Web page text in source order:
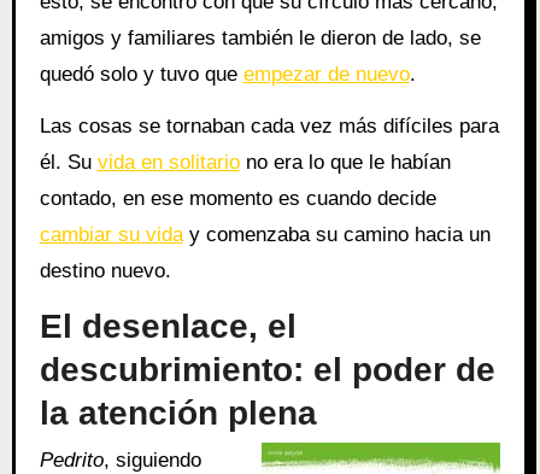
amigos y familiares también le dieron de lado, se
quedó solo y tuvo que empezar de nuevo.
Las cosas se tornaban cada vez más difíciles para
él. Su vida en solitariono era lo que le habían
contado, en ese momento es cuando decide
cambiar su viday comenzaba su camino hacia un
destino nuevo.
El desenlace, el
descubrimiento: el poder de
la atención plena
Pedrito, siguiendo